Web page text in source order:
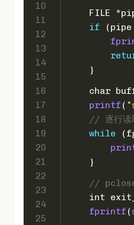
10
11
12
13
14
15
16
17
18
19
20
21
22
23
24
25
FILE
if (pipe
    }
char
printf ( "
// 逐行读
while
    }
// pclose
int
fprintf (